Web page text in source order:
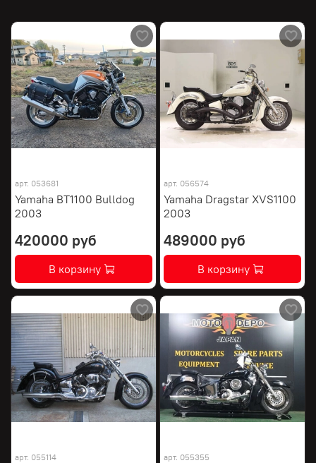
арт. 053681
Yamaha BT1100 Bulldog
2003
420000 руб
В корзину
арт. 056574
Yamaha Dragstar XVS1100
2003
489000 руб
В корзину
арт. 055114 арт. 055355